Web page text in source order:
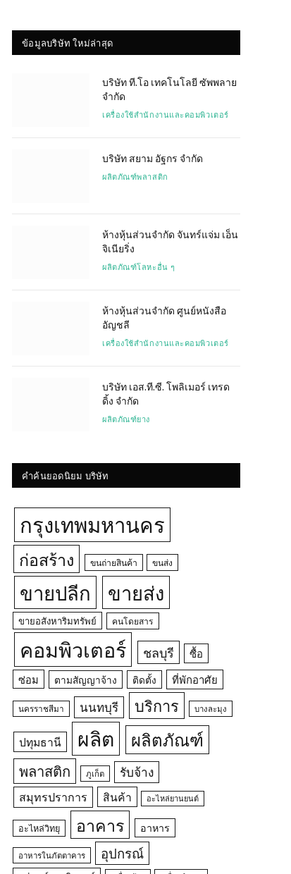
ข้อมูลบริษัท ใหม่ล่าสุด
บริษัท ที.โอ เทคโนโลยี ซัพพลาย
จำกัด
เครื่องใช้สำนักงานและคอมพิวเตอร์
บริษัท สยาม อัฐกร จำกัด
ผลิตภัณฑ์พลาสติก
ห้างหุ้นส่วนจำกัด จันทร์แจ่ม เอ็น
จิเนียริ่ง
ผลิตภัณฑ์โลหะอื่น ๆ
ห้างหุ้นส่วนจำกัด ศูนย์หนังสือ
อัญชลี
เครื่องใช้สำนักงานและคอมพิวเตอร์
บริษัท เอส.ที.ซี. โพลิเมอร์ เทรด
ดิ้ง จำกัด
ผลิตภัณฑ์ยาง
คำค้นยอดนิยม บริษัท
กรุงเทพมหานคร
ก่อสร้าง ขนถ่ายสินค้า ขนส่ง
ขายปลีก ขายส่ง
ขายอสังหาริมทรัพย์ คนโดยสาร
คอมพิวเตอร์ ชลบุรี
ซื้อ
ซ่อม
ตามสัญญาจ้าง ติดตั้ง ที่พักอาศัย
นครราชสีมา นนทบุรี บริการ บางละมุง
ปทุมธานี ผลิต ผลิตภัณฑ์
พลาสติก ภูเก็ต รับจ้าง
สมุทรปราการ สินค้า อะไหล่ยานยนต์
อะไหล่วิทยุ อาคาร อาหาร
อาหารในภัตตาคาร อุปกรณ์